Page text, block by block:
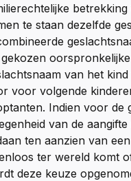
te staan dezelfde
gekozen oorspronkelijke
van het
voor volgende
Indien voor de
van de
ten aanzien van
ter wereld komt
deze keuze